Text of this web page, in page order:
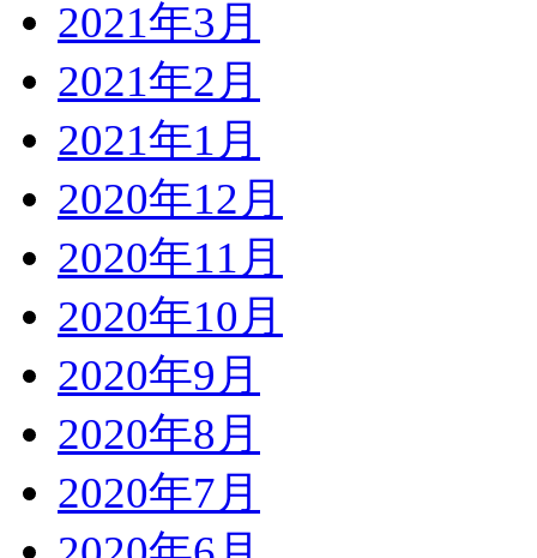
2021年3月
2021年2月
2021年1月
2020年12月
2020年11月
2020年10月
2020年9月
2020年8月
2020年7月